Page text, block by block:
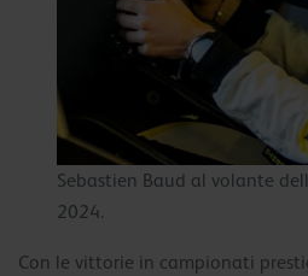
Sebastien Baud al volante
2024.
Con le vittorie in campionati